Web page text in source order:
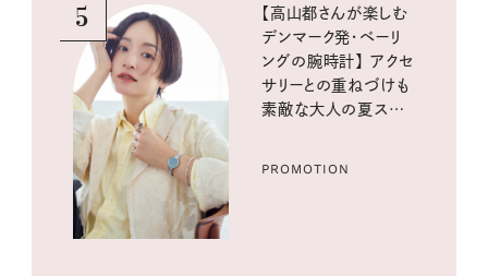
5
【高山都さんが楽しむ
デンマーク発・ベーリ
ングの腕時計】 アクセ
サリーとの重ねづけも
素敵な大人の夏スタイ
PROMOTION